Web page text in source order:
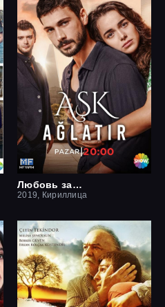
Любовь заставит плакать
2019, Кириллица